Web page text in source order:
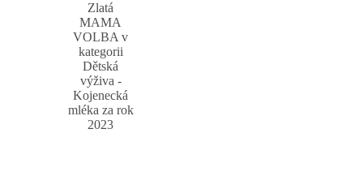
Zlatá
MAMA
VOLBA v
kategorii
Dětská
výživa -
Kojenecká
mléka za rok
2023